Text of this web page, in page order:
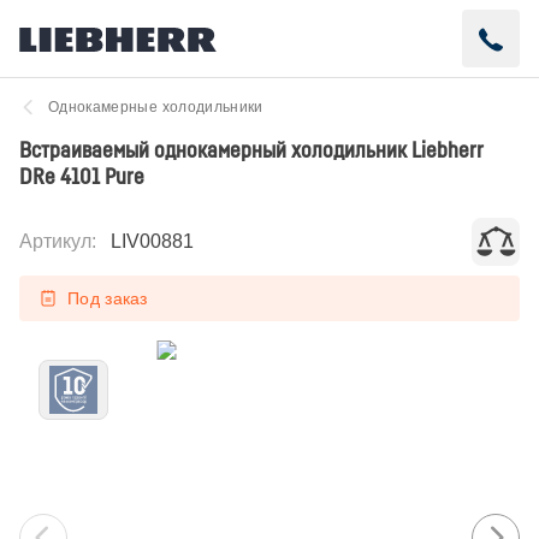
Однокамерные холодильники
Встраиваемый однокамерный холодильник Liebherr
DRe 4101 Pure
Артикул: LIV00881
Под заказ